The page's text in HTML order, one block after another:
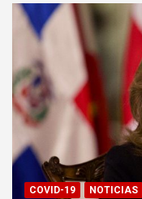
COVID-19 NOTICIAS